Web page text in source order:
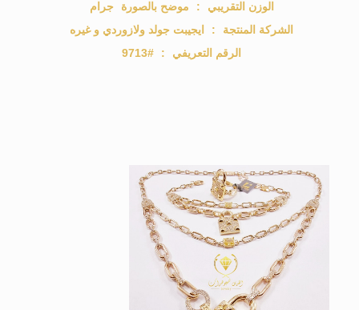
الوزن التقريبي : موضح بالصورة
جرام
الشركة المنتجة
:
ايجيبت جولد ولازوردي و غيره
الرقم التعريفي
:
#9713